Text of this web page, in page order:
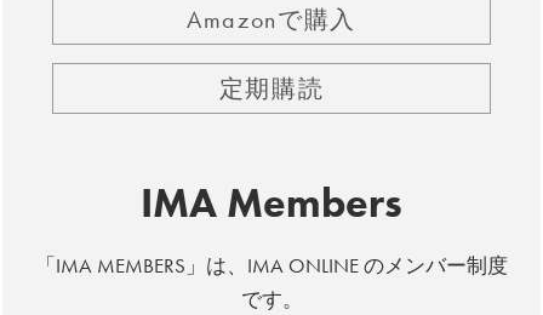
Amazonで購入
定期購読
IMA Members
「IMA MEMBERS」は、IMA ONLINE のメンバー制度
です。